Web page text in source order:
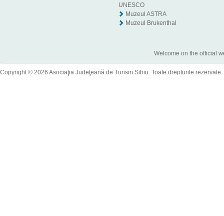
UNESCO
Muzeul ASTRA
Muzeul Brukenthal
Welcome on the official
Copyright © 2026 Asociaţia Judeţeană de Turism Sibiu. Toate drepturile rezervate.